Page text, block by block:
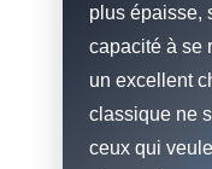
plus épaisse,
capacité à se
un excellent
classique ne
ceux qui